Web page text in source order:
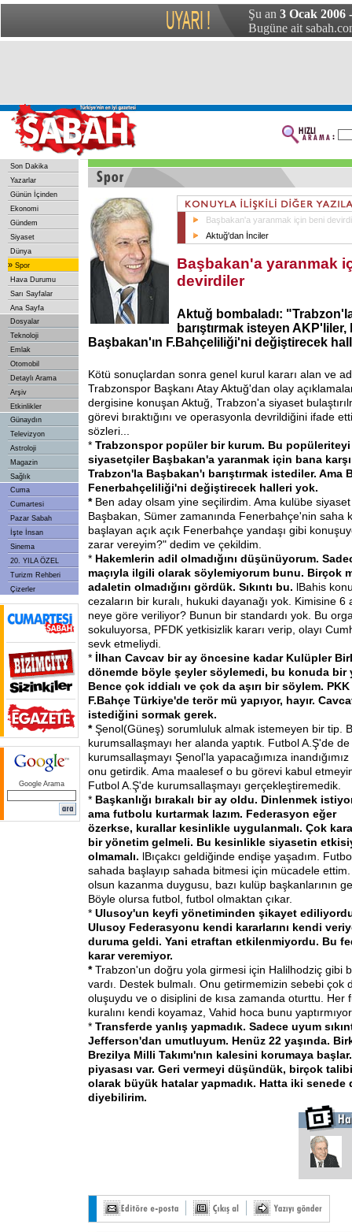
Şu an 3 Ocak 2006
Bugüne ait
Son Dakika
Yazarlar
Günün İçinden
Ekonomi
Gündem
Siyaset
Dünya
» Spor
Hava Durumu
Sarı Sayfalar
Ana Sayfa
Dosyalar
Teknoloji
Emlak
Otomobil
Detaylı Arama
Arşiv
Etkinlikler
Günaydın
Televizyon
Astroloji
Magazin
Sağlık
Cuma
Cumartesi
Pazar Sabah
İşte İnsan
Sinema
20. YILA ÖZEL
Turizm Rehberi
Çizerler
Google Arama
Başbakan'a yaranmak için beni
Aktuğ'dan İnciler
Başbakan'a yaranmak
devirdiler
Aktuğ bombaladı:
barıştırmak isteyen
Başbakan'ın F.Bahçeliliği'ni değiştirecek
Kötü sonuçlardan sonra genel kurul kararı alan ve
Trabzonspor Başkanı Atay Aktuğ'dan olay
dergisine konuşan Aktuğ, Trabzon'a siyaset
görevi bıraktığını ve operasyonla devrildiğini ifade
sözleri...
* Trabzonspor popüler bir kurum. Bu
siyasetçiler Başbakan'a yaranmak için bana
Trabzon'la Başbakan'ı barıştırmak istediler. Ama
Fenerbahçeliliği'ni değiştirecek halleri yok.
* Ben aday olsam yine seçilirdim. Ama kulübe siyaset
Başbakan, Sümer zamanında Fenerbahçe'nin saha
başlayan açık açık Fenerbahçe yandaşı gibi
zarar vereyim?" dedim ve çekildim.
* Hakemlerin adil olmadığını düşünüyorum.
maçıyla ilgili olarak söylemiyorum bunu. Birçok
adaletin olmadığını gördük. Sıkıntı bu. lBahis
cezaların bir kuralı, hukuki dayanağı yok. Kimisine 6
neye göre veriliyor? Bunun bir standardı yok. Bu
sokuluyorsa, PFDK yetkisizlik kararı verip, olayı
sevk etmeliydi.
* İlhan Cavcav bir ay öncesine kadar Kulüpler
dönemde böyle şeyler söylemedi, bu konuda bir
Bence çok iddialı ve çok da aşırı bir söylem.
F.Bahçe Türkiye'de terör mü yapıyor, hayır.
istediğini sormak gerek.
*Şenol(Güneş) sorumluluk almak istemeyen bir tip.
kurumsallaşmayı her alanda yaptık. Futbol A.Ş'de de
kurumsallaşmayı Şenol'la yapacağımıza
onu getirdik. Ama maalesef o bu görevi kabul
Futbol A.Ş'de kurumsallaşmayı gerçekleştiremedik.
* Başkanlığı bırakalı bir ay oldu. Dinlenmek
ama futbolu kurtarmak lazım. Federasyon eğer
özerkse, kurallar kesinlikle uygulanmalı. Çok
bir yönetim gelmeli. Bu kesinlikle siyasetin
olmamalı. lBıçakcı geldiğinde endişe yaşadım.
sahada başlayıp sahada bitmesi için mücadele
olsun kazanma duygusu, bazı kulüp başkanlarının
Böyle olursa futbol, futbol olmaktan çıkar.
* Ulusoy'un keyfi yönetiminden şikayet
Ulusoy Federasyonu kendi kararlarını kendi
duruma geldi. Yani etraftan etkilenmiyordu. Bu
karar veremiyor.
*Trabzon'un doğru yola girmesi için Halilhodziç gibi
vardı. Destek bulmalı. Onu getirmemizin sebebi çok
oluşuydu ve o disiplini de kısa zamanda oturttu. Her
kuralını kendi koyamaz, Vahid hoca bunu
* Transferde yanlış yapmadık. Sadece uyum
Jefferson'dan umutluyum. Henüz 22 yaşında.
Brezilya Milli Takımı'nın kalesini korumaya
piyasası var. Geri vermeyi düşündük, birçok
olarak büyük hatalar yapmadık. Hatta iki senede
diyebilirim.